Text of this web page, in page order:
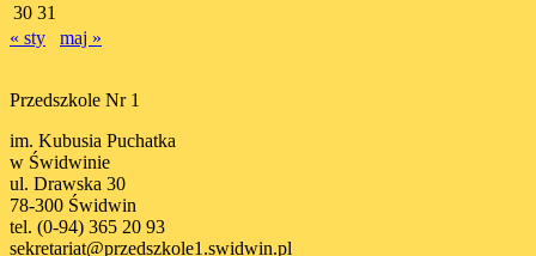
30 31
« sty
maj »
Przedszkole Nr 1
im. Kubusia Puchatka
w Świdwinie
ul. Drawska 30
78-300 Świdwin
tel. (0-94) 365 20 93
sekretariat@przedszkole1.swidwin.pl